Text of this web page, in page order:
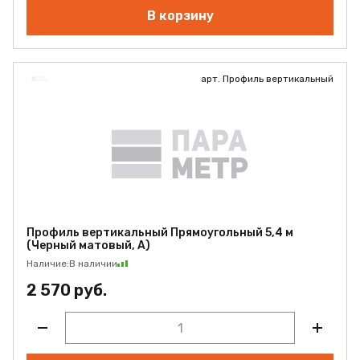
В корзину
арт. Профиль вертикальный
Профиль вертикальный Прямоугольный 5,4 м
(Черный матовый, А)
Наличие:В наличии
2 570 руб.